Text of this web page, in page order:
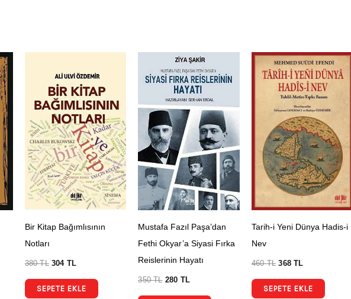
Bir Kitap Bağımlısının
Notları
380TL 304 TL
SEPETE EKLE
Mustafa Fazıl Paşa’dan
Fethi Okyar’a Siyasi Fırka
Reislerinin Hayatı
350TL 280 TL
Tarih-i Yeni Dünya Hadis-i
Nev
460TL 368TL
SEPETE EKLE